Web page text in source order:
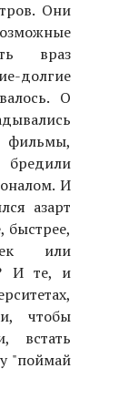
Они
враз
долгие
О
И
азарт
быстрее,
или
И те, и
чтобы
встать
"поймай